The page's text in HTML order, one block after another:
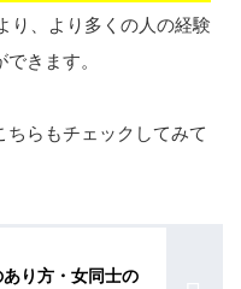
り、より多くの人の経験
きます。
らもチェックしてみて
り方・女同士の